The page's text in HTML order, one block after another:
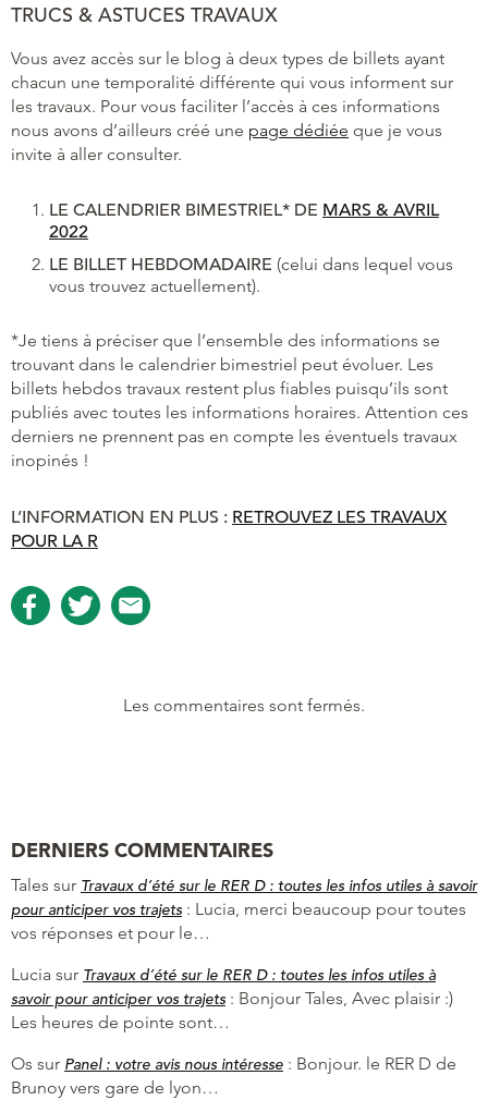
TRUCS & ASTUCES TRAVAUX
Vous avez accès sur le blog à deux types de billets ayant
chacun une temporalité différente qui vous informent sur
les travaux. Pour vous faciliter l’accès à ces informations
nous avons d’ailleurs créé une page dédiée que je vous
invite à aller consulter.
LE CALENDRIER BIMESTRIEL* DE MARS & AVRIL
2022
LE BILLET HEBDOMADAIRE (celui dans lequel vous
vous trouvez actuellement).
*Je tiens à préciser que l’ensemble des informations se
trouvant dans le calendrier bimestriel peut évoluer. Les
billets hebdos travaux restent plus fiables puisqu’ils sont
publiés avec toutes les informations horaires. Attention ces
derniers ne prennent pas en compte les éventuels travaux
inopinés !
L’INFORMATION EN PLUS : RETROUVEZ LES TRAVAUX
POUR LA R
Les commentaires sont fermés.
DERNIERS COMMENTAIRES
Tales sur Travaux d’été sur le RER D : toutes les infos utiles à savoir
pour anticiper vos trajets : Lucia, merci beaucoup pour toutes
vos réponses et pour le…
Lucia sur Travaux d’été sur le RER D : toutes les infos utiles à
savoir pour anticiper vos trajets : Bonjour Tales, Avec plaisir :)
Les heures de pointe sont…
Os sur Panel : votre avis nous intéresse : Bonjour. le RER D de
Brunoy vers gare de lyon…